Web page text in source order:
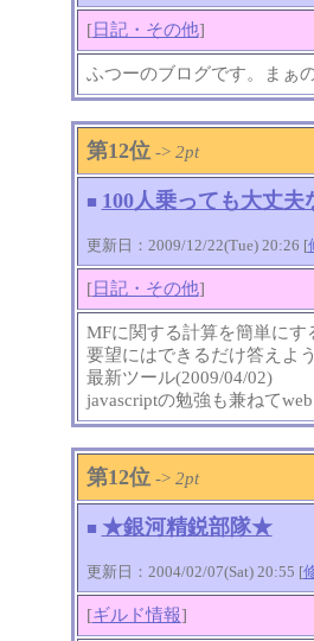
[日記・その他]
ふつーのブログです。まぁ
第12位 -> 2pt
■ 100人乗っても大丈夫
更新日：2009/12/22(Tue) 20:26 [
[日記・その他]
MFに関する計算を簡単に
要望にはできるだけ答えよ
最新ツール(2009/04/02)
javascriptの勉強も兼ねて
第12位 -> 2pt
■ ★銀河精鋭部隊★
更新日：2004/02/07(Sat) 20:55 [
[ギルド情報]